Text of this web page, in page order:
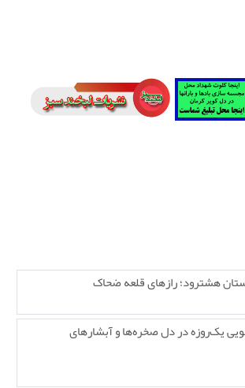
هشترود؛ رازهای قلعه ضحاک
یک‌روزه در دل صخره‌ها و آبشارهای